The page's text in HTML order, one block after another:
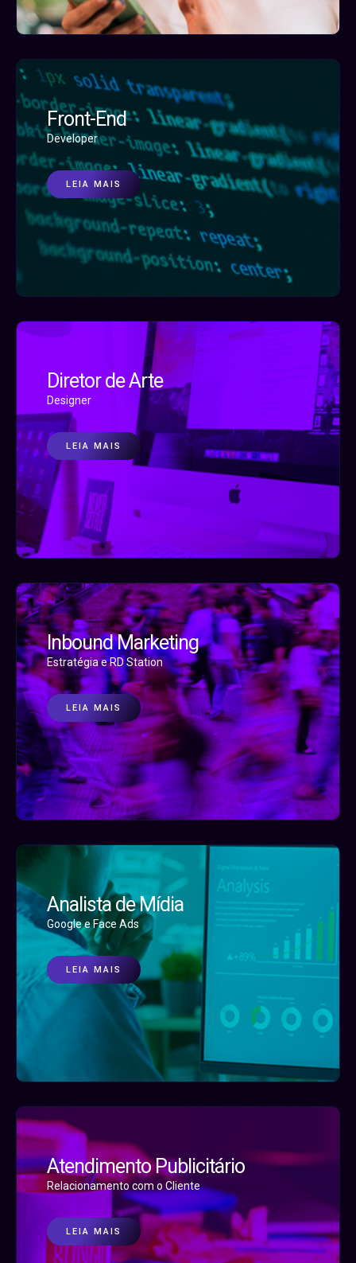
Front-End
Developer
LEIA MAIS
Diretor de Arte
Designer
LEIA MAIS
Inbound Marketing
Estratégia e RD Station
LEIA MAIS
Analista de Mídia
Google e Face Ads
LEIA MAIS
Atendimento Publicitário
Relacionamento com o Cliente
LEIA MAIS